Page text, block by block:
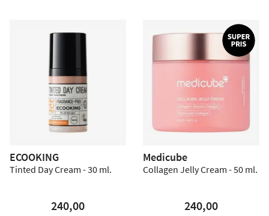
ECOOKING
Tinted Day Cream - 30 ml.
240,00
Medicube
Collagen Jelly Cream - 50 ml.
240,00